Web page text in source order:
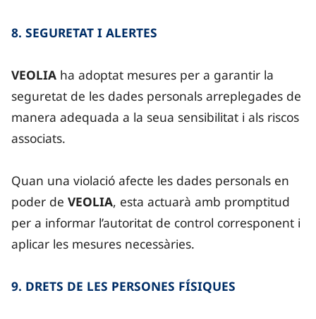
8. SEGURETAT I ALERTES
VEOLIA ha adoptat mesures per a garantir la
seguretat de les dades personals arreplegades de
manera adequada a la seua sensibilitat i als riscos
associats.
Quan una violació afecte les dades personals en
poder de VEOLIA, esta actuarà amb promptitud
per a informar l’autoritat de control corresponent i
aplicar les mesures necessàries.
9. DRETS DE LES PERSONES FÍSIQUES